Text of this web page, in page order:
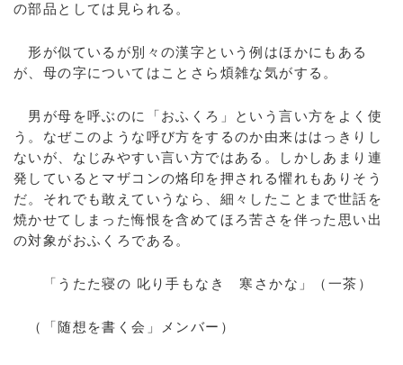
の部品としては見られる。
形が似ているが別々の漢字という例はほかにもある
が、母の字についてはことさら煩雑な気がする。
男が母を呼ぶのに「おふくろ」という言い方をよく使
う。なぜこのような呼び方をするのか由来ははっきりし
ないが、なじみやすい言い方ではある。しかしあまり連
発しているとマザコンの烙印を押される懼れもありそう
だ。それでも敢えていうなら、細々したことまで世話を
焼かせてしまった悔恨を含めてほろ苦さを伴った思い出
の対象がおふくろである。
「うたた寝の 叱り手もなき 寒さかな」（一茶）
（「随想を書く会」メンバー）